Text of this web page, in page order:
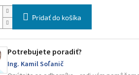
Pridať do košíka
Potrebujete poradiť?
Ing. Kamil Soľanič